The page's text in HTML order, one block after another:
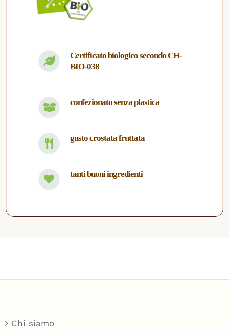
Certificato biologico secondo CH-
BIO-038
confezionato senza plastica
gusto crostata fruttata
tanti buoni ingredienti
Chi siamo